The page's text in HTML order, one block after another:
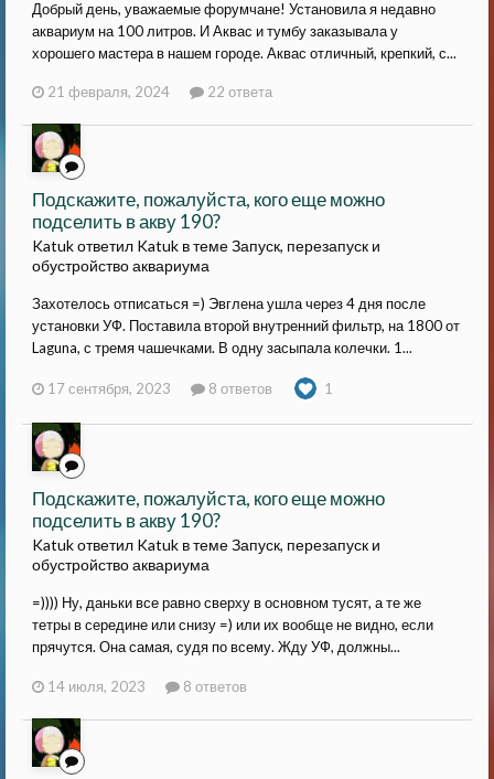
Добрый день, уважаемые форумчане! Установила я недавно
аквариум на 100 литров. И Аквас и тумбу заказывала у
хорошего мастера в нашем городе. Аквас отличный, крепкий, с...
21 февраля, 2024 22 ответа
Подскажите, пожалуйста, кого еще можно
подселить в акву 190?
Katuk ответил Katuk в темеЗапуск, перезапуск и
обустройство аквариума
Захотелось отписаться =) Эвглена ушла через 4 дня после
установки УФ. Поставила второй внутренний фильтр, на 1800 от
Laguna, с тремя чашечками. В одну засыпала колечки. 1...
17 сентября, 2023 8 ответов 1
Подскажите, пожалуйста, кого еще можно
подселить в акву 190?
Katuk ответил Katuk в темеЗапуск, перезапуск и
обустройство аквариума
=)))) Ну, даньки все равно сверху в основном тусят, а те же
тетры в середине или снизу =) или их вообще не видно, если
прячутся. Она самая, судя по всему. Жду УФ, должны...
14 июля, 2023 8 ответов